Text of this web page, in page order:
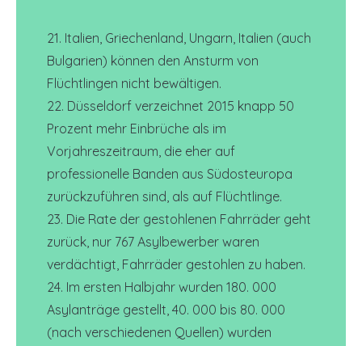
21. Italien, Griechenland, Ungarn, Italien (auch
Bulgarien) können den Ansturm von
Flüchtlingen nicht bewältigen.
22. Düsseldorf verzeichnet 2015 knapp 50
Prozent mehr Einbrüche als im
Vorjahreszeitraum, die eher auf
professionelle Banden aus Südosteuropa
zurückzuführen sind, als auf Flüchtlinge.
23. Die Rate der gestohlenen Fahrräder geht
zurück, nur 767 Asylbewerber waren
verdächtigt, Fahrräder gestohlen zu haben.
24. Im ersten Halbjahr wurden 180. 000
Asylanträge gestellt, 40. 000 bis 80. 000
(nach verschiedenen Quellen) wurden